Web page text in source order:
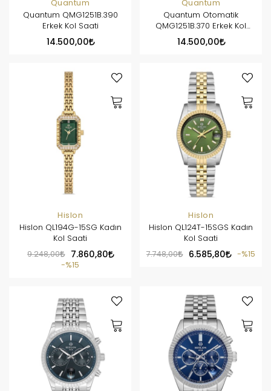
Quantum
Quantum QMG1251B.390
Erkek Kol Saati
14.500,00
Quantum
Quantum Otomatik
QMG1251B.370 Erkek Kol
Saati
14.500,00
Hislon
Hislon QL194G-15SG Kadın
Kol Saati
9.248,00
7.860,80
%15
Hislon
Hislon QL124T-15SGS Kadın
Kol Saati
7.748,00
6.585,80 %15